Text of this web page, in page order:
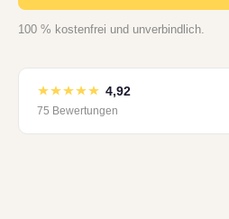
100 % kostenfrei und unverbindlich.
4,92
75 Bewertungen